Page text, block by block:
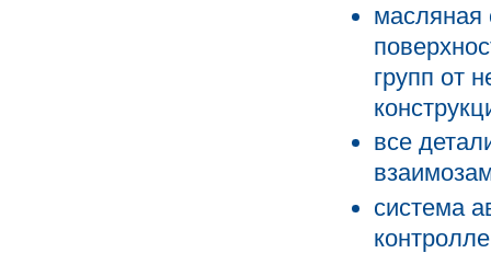
масляная
групп от
все
система